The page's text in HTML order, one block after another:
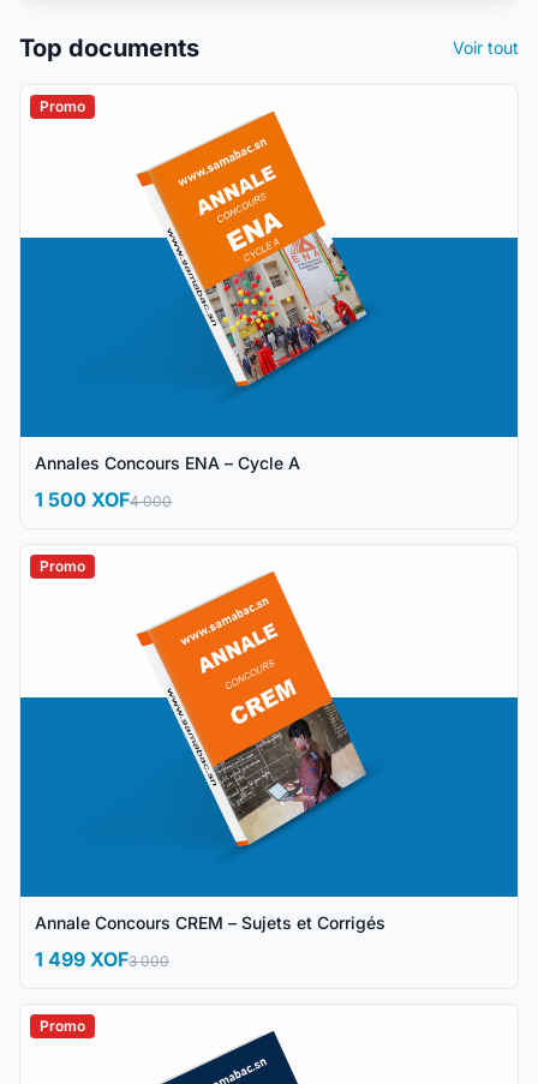
Top documents Voir tout
Promo
Annales Concours ENA – Cycle A
1 500 XOF4 000
Promo
Annale Concours CREM – Sujets et Corrigés
1 499 XOF3 000
Promo